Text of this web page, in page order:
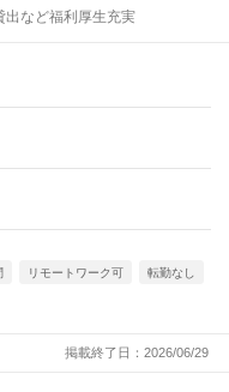
など福利厚生充実
リモートワーク可 転勤なし
掲載終了日：2026/06/29